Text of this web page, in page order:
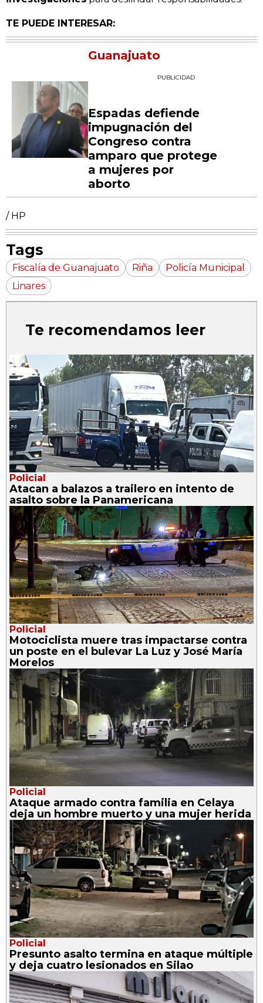
TE PUEDE INTERESAR:
Guanajuato
PUBLICIDAD
Espadas defiende
impugnación del
Congreso contra
amparo que protege
a mujeres por
aborto
/ HP
Tags
Fiscalía de Guanajuato Riña
Policía Municipal
Linares
Te recomendamos leer
Policial
Atacan a balazos a trailero en intento de
asalto sobre la Panamericana
Policial
Motociclista muere tras impactarse contra
un poste en el bulevar La Luz y José María
Morelos
Policial
Ataque armado contra familia en Celaya
deja un hombre muerto y una mujer herida
Policial
Presunto asalto termina en ataque múltiple
y deja cuatro lesionados en Silao